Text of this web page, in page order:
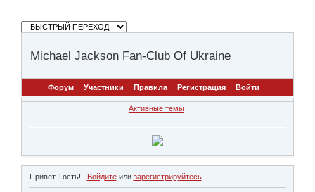
Michael Jackson Fan-Club Of Ukraine
Форум Участники Правила Регистрация Войти
Активные темы
Привет, Гость! Войдитеили зарегистрируйтесь.